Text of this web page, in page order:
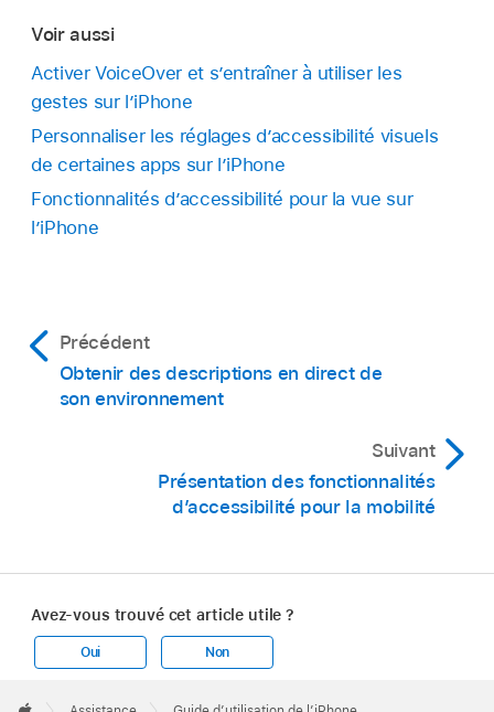
Voir aussi
Activer VoiceOver et s’entraîner à utiliser les
gestes sur l’iPhone
Personnaliser les réglages d’accessibilité visuels
de certaines apps sur l’iPhone
Fonctionnalités d’accessibilité pour la vue sur
l’iPhone
Précédent
Obtenir des descriptions en direct de
son environnement
Suivant
Présentation des fonctionnalités
d’accessibilité pour la mobilité
Avez-vous trouvé cet article utile ?
Oui Non
Footer
